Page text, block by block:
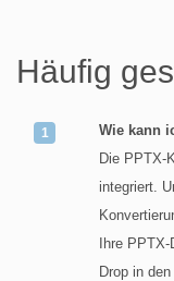
Häufig
Wie kann
Die PPTX-
integriert.
Ihre
Drop in